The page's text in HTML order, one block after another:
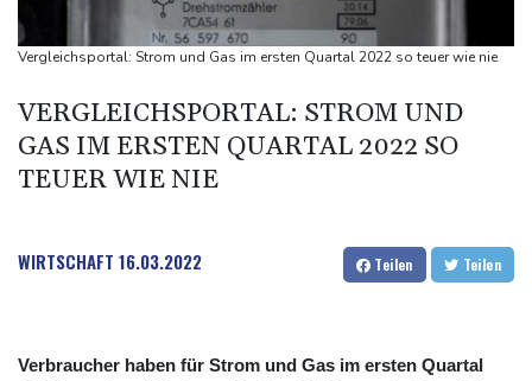
Kabel der Deutschen Bahn beschädigt: Kölner Staatsschutz
ermittelt wegen Sabotage
Wahlkampf-Einmischung an
Ein Viertel der Reisenden in Deutschland lässt sich Ziele von der
KI vorschlagen
Verurteilte Linksextremistin: Bundesgerichtshof bestätigt
Vergleichsportal: Strom und Gas im ersten Quartal 2022 so teuer wie nie
VERGLEICHSPORTAL: STROM UND
GAS IM ERSTEN QUARTAL 2022 SO
TEUER WIE NIE
WIRTSCHAFT 16.03.2022 Teilen Teilen
Verbraucher haben für Strom und Gas im ersten Quartal